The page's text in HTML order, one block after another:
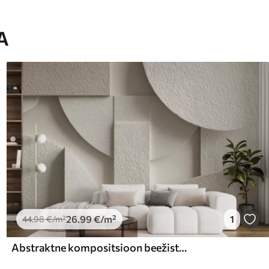
44.98€/m²26.99€/m² 1
Abstraktne kompositsioon beežist geomeetrilistest kujunditest